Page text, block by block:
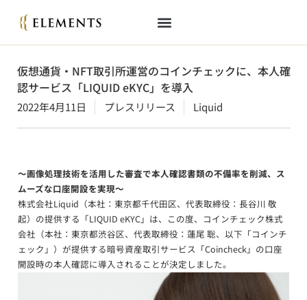
仮想通貨・NFT取引所運営のコインチェックに、本人確
認サービス「LIQUID eKYC」を導入
2022年4月11日 プレスリリース Liquid
～画像処理技術を活用した審査で本人確認書類の不備率を削減、ス
ムーズな口座開設を実現～
株式会社Liquid（本社：東京都千代田区、代表取締役：長谷川 敬
起）の提供する「LIQUID eKYC」は、この度、コインチェック株式
会社（本社：東京都渋谷区、代表取締役：蓮尾 聡、以下「コインチ
ェック」）が提供する暗号資産取引サービス「Coincheck」の口座
開設時の本人確認に導入されることが決定しました。